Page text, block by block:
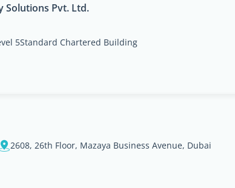
Solutions Pvt. Ltd.
5Standard Chartered Building
2608, 26th Floor, Mazaya Business Avenue, Dubai